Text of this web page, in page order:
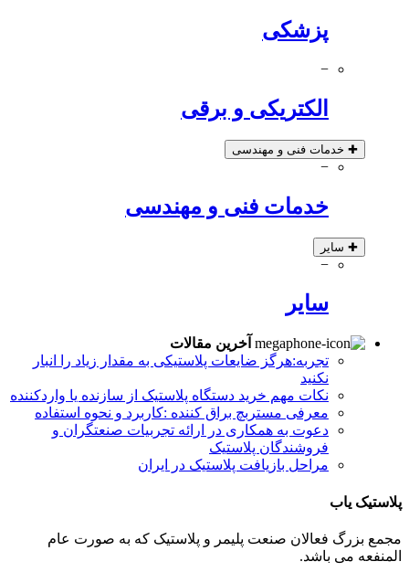
پزشکی
−
الکتریکی و برقی
✚ خدمات فنی و مهندسی
−
خدمات فنی و مهندسی
✚ سایر
−
سایر
آخرین مقالات
تجربه:هرگز ضایعات پلاستیکی به مقدار زیاد را انبار
نکنید
نکات مهم خرید دستگاه پلاستیک از سازنده یا واردکننده
معرفی مستربچ براق کننده :کاربرد و نحوه استفاده
دعوت به همکاری در ارائه تجربیات صنعتگران و
فروشندگان پلاستیک
مراحل بازیافت پلاستیک در ایران
پلاستیک یاب
مجمع بزرگ فعالان صنعت پلیمر و پلاستیک که به صورت عام
المنفعه می باشد.